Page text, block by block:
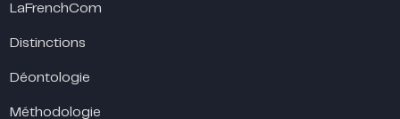
LaFrenchCom
Distinctions
Déontologie
Méthodologie